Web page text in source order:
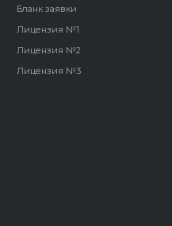
Бланк заявки
Лицензия №1
Лицензия №2
Лицензия №3